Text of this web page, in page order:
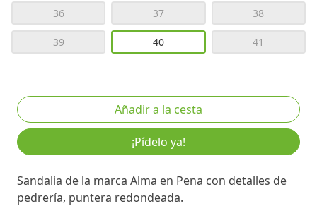
36 37 38
39 40 41
¡Pídelo ya!
Sandalia de la marca Alma en Pena con detalles de
pedrería, puntera redondeada.